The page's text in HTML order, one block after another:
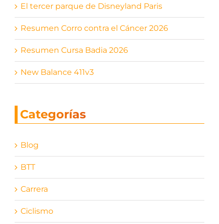
El tercer parque de Disneyland Paris
Resumen Corro contra el Cáncer 2026
Resumen Cursa Badia 2026
New Balance 411v3
Categorías
Blog
BTT
Carrera
Ciclismo